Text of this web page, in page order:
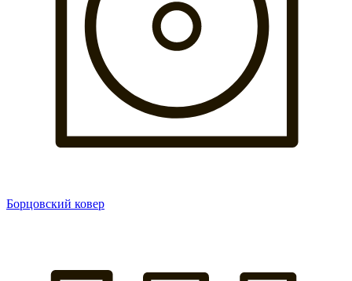
Борцовский ковер